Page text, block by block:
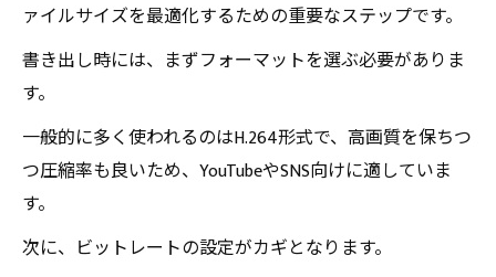
ァイルサイズを最適化するための重要なステップです。
書き出し時には、まずフォーマットを選ぶ必要がありま
す。
一般的に多く使われるのはH.264形式で、高画質を保ちつ
つ圧縮率も良いため、YouTubeやSNS向けに適していま
す。
次に、ビットレートの設定がカギとなります。